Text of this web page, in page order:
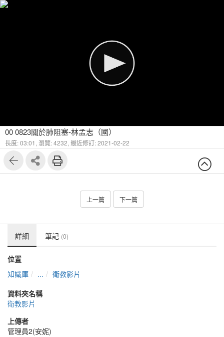
00 0823關於肺阻塞-林孟志（國）
長度: 03:01, 瀏覽: 4232, 最近修訂: 2021-02-22
上一篇 下一篇
詳細 筆記 (0)
位置
知識庫
...
衛教影片
資料夾名稱
衛教影片
上傳者
管理員2(安妮)